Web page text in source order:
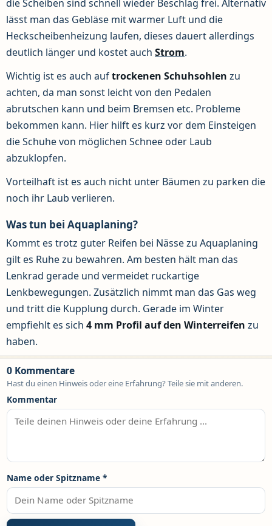
die Scheiben sind schnell wieder Beschlag frei. Alternativ
lässt man das Gebläse mit warmer Luft und die
Heckscheibenheizung laufen, dieses dauert allerdings
deutlich länger und kostet auch Strom.
Wichtig ist es auch auftrockenen Schuhsohlen zu
achten, da man sonst leicht von den Pedalen
abrutschen kann und beim Bremsen etc. Probleme
bekommen kann. Hier hilft es kurz vor dem Einsteigen
die Schuhe von möglichen Schnee oder Laub
abzuklopfen.
Vorteilhaft ist es auch nicht unter Bäumen zu parken die
noch ihr Laub verlieren.
Was tun bei Aquaplaning?
Kommt es trotz guter Reifen bei Nässe zu Aquaplaning
gilt es Ruhe zu bewahren. Am besten hält man das
Lenkrad gerade und vermeidet ruckartige
Lenkbewegungen. Zusätzlich nimmt man das Gas weg
und tritt die Kupplung durch. Gerade im Winter
empfiehlt es sich 4 mm Profil auf den Winterreifen zu
haben.
0 Kommentare
Hast du einen Hinweis oder eine Erfahrung? Teile sie mit anderen.
Kommentar
Name oder Spitzname *